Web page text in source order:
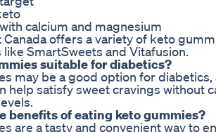
calcium and magnesium
Canada offers a variety of keto
SmartSweets and Vitafusion.
suitable for diabetics?
may be a good option for diabetics,
help satisfy sweet cravings without
benefits of eating keto gummies?
are a tasty and convenient way to